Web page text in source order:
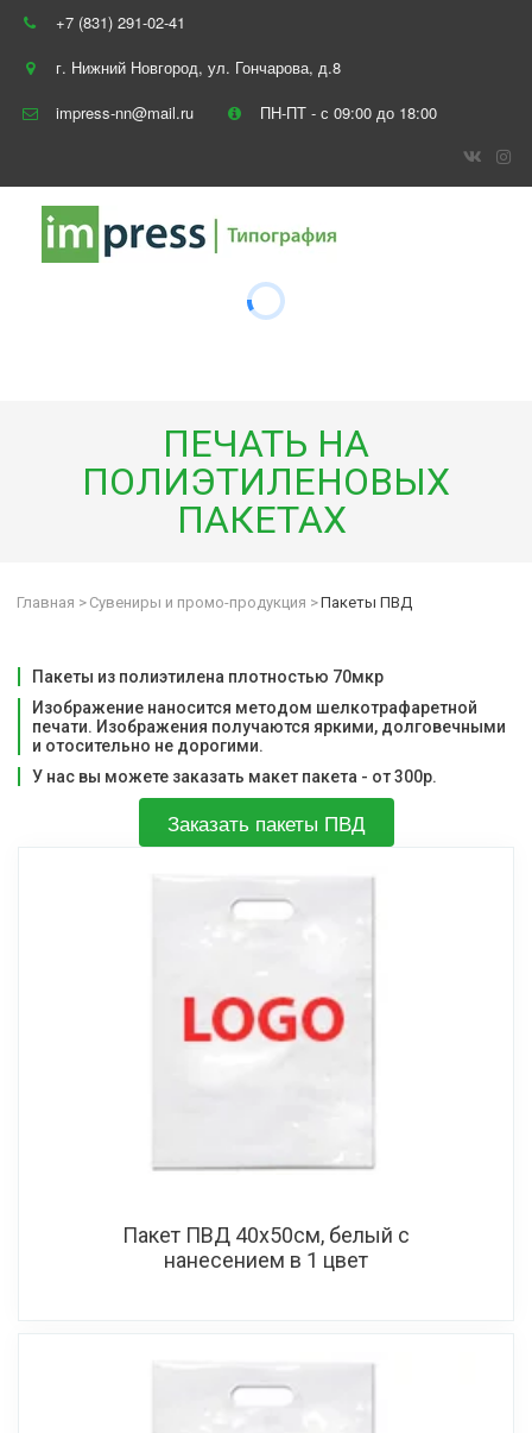
+7 (831) 291-02-41
г. Нижний Новгород, ул. Гончарова, д.8
impress-nn@mail.ru
ПН-ПТ - с 09:00 до 18:00
ПЕЧАТЬ НА
ПОЛИЭТИЛЕНОВЫХ
ПАКЕТАХ
Главная > Сувениры и промо-продукция > Пакеты ПВД
Пакеты из полиэтилена плотностью 70мкр
Изображение наносится методом шелкотрафаретной
печати. Изображения получаются яркими, долговечными
и отосительно не дорогими.
У нас вы можете заказать макет пакета - от 300р.
Заказать пакеты ПВД
Пакет ПВД 40х50см, белый с
нанесением в 1 цвет